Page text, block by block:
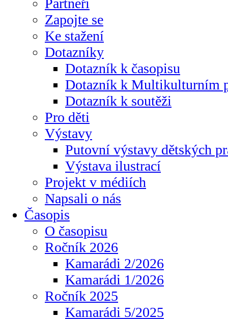
Partneři
Zapojte se
Ke stažení
Dotazníky
Dotazník k časopisu
Dotazník k Multikulturním
Dotazník k soutěži
Pro děti
Výstavy
Putovní výstavy dětských
Výstava ilustrací
Projekt v médiích
Napsali o nás
Časopis
O časopisu
Ročník 2026
Kamarádi 2/2026
Kamarádi 1/2026
Ročník 2025
Kamarádi 5/2025